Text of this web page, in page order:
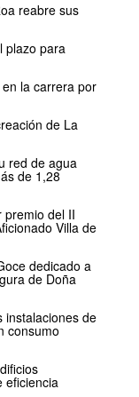
reabre sus
plazo para
la carrera por
de La
red de agua
de 1,28
premio del II
Villa de
dedicado a
de Doña
instalaciones de
consumo
eficiencia